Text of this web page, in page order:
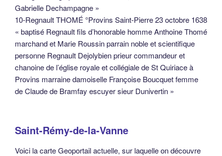
Gabrielle Dechampagne »
10-Regnault THOMÉ °Provins Saint-Pierre 23 octobre 1638
« baptisé Regnault fils d’honorable homme Anthoine Thomé
marchand et Marie Roussin parrain noble et scientifique
personne Regnault Dejolybien prieur commandeur et
chanoine de l’église royale et collégiale de St Quiriace à
Provins marraine damoiselle Françoise Boucquet femme
de Claude de Bramfay escuyer sieur Dunivertin »
Saint-Rémy-de-la-Vanne
Voici la carte Geoportail actuelle, sur laquelle on découvre